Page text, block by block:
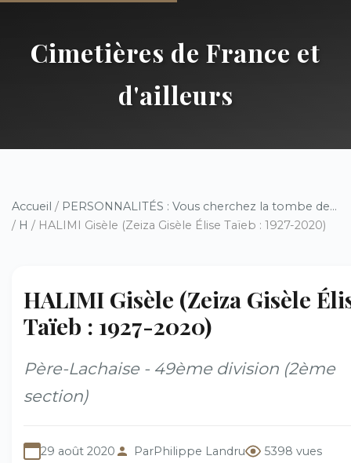
Cimetières de France et
d'ailleurs
Accueil / PERSONNALITÉS : Vous cherchez la tombe de...
/ H / HALIMI Gisèle (Zeiza Gisèle Élise Taïeb : 1927-2020)
HALIMI Gisèle (Zeiza Gisèle
Taïeb : 1927-2020)
Père-Lachaise - 49ème division (2ème
section)
29 août 2020 ParPhilippe Landru 5398 vues